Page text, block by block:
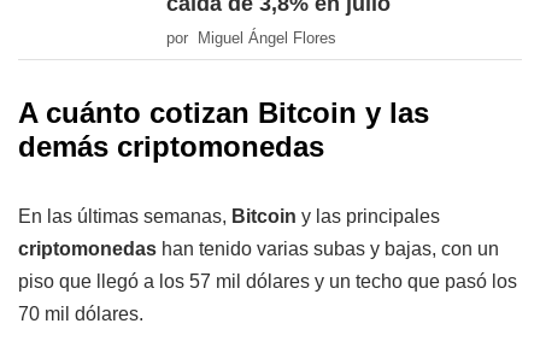
por Miguel Ángel Flores
A cuánto cotizan Bitcoin y las
demás criptomonedas
En las últimas semanas, Bitcoin y las principales
criptomonedas han tenido varias subas y bajas, con un
piso que llegó a los 57 mil dólares y un techo que pasó los
70 mil dólares.